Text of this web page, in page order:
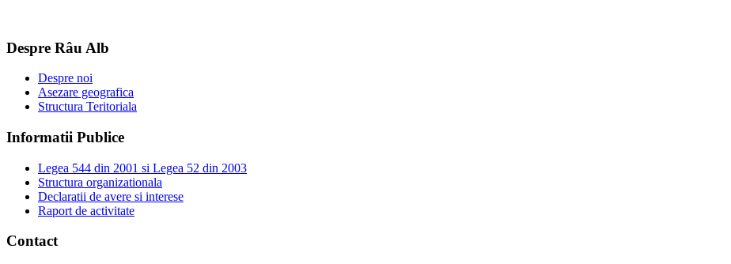
Despre Râu Alb
Despre noi
Asezare geografica
Structura Teritoriala
Informatii Publice
Legea 544 din 2001 si Legea 52 din 2003
Structura organizationala
Declaratii de avere si interese
Raport de activitate
Contact